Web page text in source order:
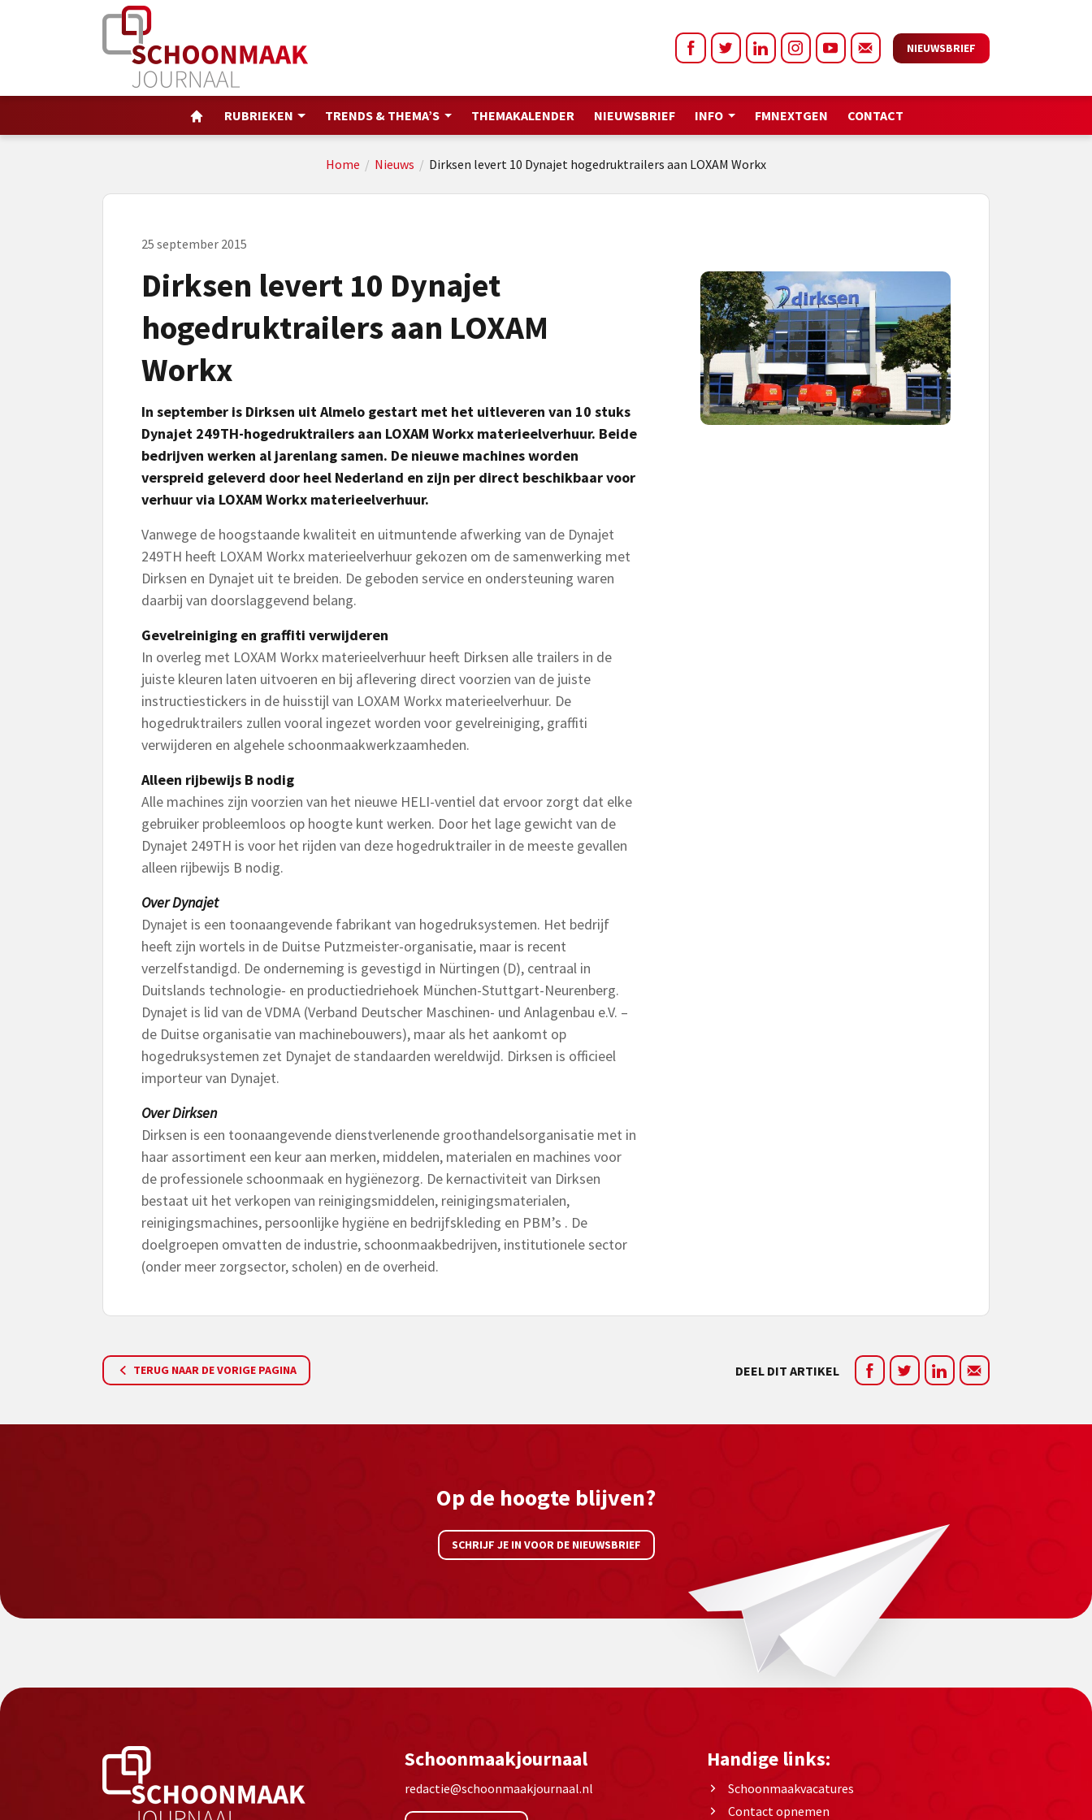
NIEUWSBRIEF
RUBRIEKEN TRENDS & THEMA’S THEMAKALENDER NIEUWSBRIEF INFO FMNEXTGEN CONTACT
Home / Nieuws / Dirksen levert 10 Dynajet hogedruktrailers aan LOXAM Workx
25 september 2015
Dirksen levert 10 Dynajet
hogedruktrailers aan LOXAM
Workx
In september is Dirksen uit Almelo gestart met het uitleveren van 10 stuks
Dynajet 249TH-hogedruktrailers aan LOXAM Workx materieelverhuur. Beide
bedrijven werken al jarenlang samen. De nieuwe machines worden
verspreid geleverd door heel Nederland en zijn per direct beschikbaar voor
verhuur via LOXAM Workx materieelverhuur.
Vanwege de hoogstaande kwaliteit en uitmuntende afwerking van de Dynajet
249TH heeft LOXAM Workx materieelverhuur gekozen om de samenwerking met
Dirksen en Dynajet uit te breiden. De geboden service en ondersteuning waren
daarbij van doorslaggevend belang.
Gevelreiniging en graffiti verwijderen
In overleg met LOXAM Workx materieelverhuur heeft Dirksen alle trailers in de
juiste kleuren laten uitvoeren en bij aflevering direct voorzien van de juiste
instructiestickers in de huisstijl van LOXAM Workx materieelverhuur. De
hogedruktrailers zullen vooral ingezet worden voor gevelreiniging, graffiti
verwijderen en algehele schoonmaakwerkzaamheden.
Alleen rijbewijs B nodig
Alle machines zijn voorzien van het nieuwe HELI-ventiel dat ervoor zorgt dat elke
gebruiker probleemloos op hoogte kunt werken. Door het lage gewicht van de
Dynajet 249TH is voor het rijden van deze hogedruktrailer in de meeste gevallen
alleen rijbewijs B nodig.
Over Dynajet
Dynajet is een toonaangevende fabrikant van hogedruksystemen. Het bedrijf
heeft zijn wortels in de Duitse Putzmeister-organisatie, maar is recent
verzelfstandigd. De onderneming is gevestigd in Nürtingen (D), centraal in
Duitslands technologie- en productiedriehoek München-Stuttgart-Neurenberg.
Dynajet is lid van de VDMA (Verband Deutscher Maschinen- und Anlagenbau e.V. –
de Duitse organisatie van machinebouwers), maar als het aankomt op
hogedruksystemen zet Dynajet de standaarden wereldwijd. Dirksen is officieel
importeur van Dynajet.
Over Dirksen
Dirksen is een toonaangevende dienstverlenende groothandelsorganisatie met in
haar assortiment een keur aan merken, middelen, materialen en machines voor
de professionele schoonmaak en hygiënezorg. De kernactiviteit van Dirksen
bestaat uit het verkopen van reinigingsmiddelen, reinigingsmaterialen,
reinigingsmachines, persoonlijke hygiëne en bedrijfskleding en PBM’s . De
doelgroepen omvatten de industrie, schoonmaakbedrijven, institutionele sector
(onder meer zorgsector, scholen) en de overheid.
TERUG NAAR DE VORIGE PAGINA DEEL DIT ARTIKEL
Op de hoogte blijven?
SCHRIJF JE IN VOOR DE NIEUWSBRIEF
Schoonmaakjournaal
redactie@schoonmaakjournaal.nl
Handige links:
Schoonmaakvacatures
Contact opnemen